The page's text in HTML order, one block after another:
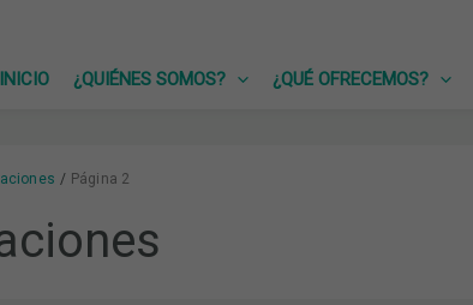
INICIO
¿QUIÉNES SOMOS? ¿QUÉ OFRECEMOS?
Página 2